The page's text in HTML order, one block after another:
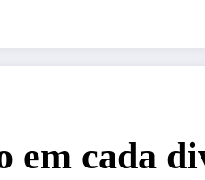
em cada